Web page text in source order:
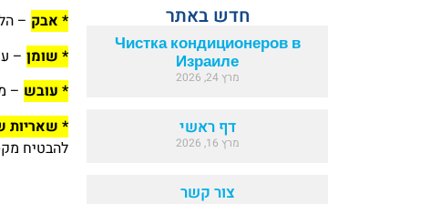
חדש באתר
Чистка кондиционеров в
Израиле
מרץ 24, 2026
דף ראשי
מרץ 16, 2026
צור קשר
* אבק –
* שומן –
* עובש –
* שאריות
להבטיח